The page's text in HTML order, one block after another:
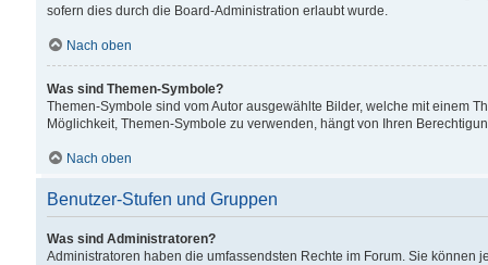
sofern dies durch die Board-Administration erlaubt wurde.
Nach oben
Was sind Themen-Symbole?
Themen-Symbole sind vom Autor ausgewählte Bilder, welche mit einem
Möglichkeit, Themen-Symbole zu verwenden, hängt von Ihren
Nach oben
Benutzer-Stufen und Gruppen
Was sind Administratoren?
Administratoren haben die umfassendsten Rechte im Forum. Sie können